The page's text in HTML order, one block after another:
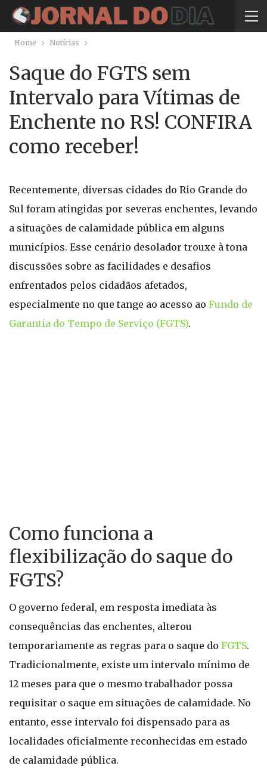
Home Notícias
Saque do FGTS sem
Intervalo para Vítimas de
Enchente no RS! CONFIRA
como receber!
Recentemente, diversas cidades do Rio Grande do
Sul foram atingidas por severas enchentes, levando
a situações de calamidade pública em alguns
municípios. Esse cenário desolador trouxe à tona
discussões sobre as facilidades e desafios
enfrentados pelos cidadãos afetados,
especialmente no que tange ao acesso ao Fundo de
Garantia do Tempo de Serviço (FGTS).
Como funciona a
flexibilização do saque do
FGTS?
O governo federal, em resposta imediata às
consequências das enchentes, alterou
temporariamente as regras para o saque do FGTS.
Tradicionalmente, existe um intervalo mínimo de
12 meses para que o mesmo trabalhador possa
requisitar o saque em situações de calamidade. No
entanto, esse intervalo foi dispensado para as
localidades oficialmente reconhecidas em estado
de calamidade pública.